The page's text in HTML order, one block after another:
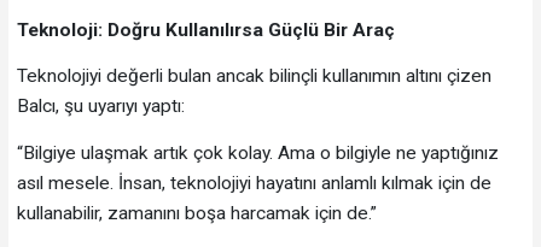
Teknoloji: Doğru Kullanılırsa Güçlü Bir Araç
Teknolojiyi değerli bulan ancak bilinçli kullanımın altını çizen
Balcı, şu uyarıyı yaptı:
“Bilgiye ulaşmak artık çok kolay. Ama o bilgiyle ne yaptığınız
asıl mesele. İnsan, teknolojiyi hayatını anlamlı kılmak için de
kullanabilir, zamanını boşa harcamak için de.”